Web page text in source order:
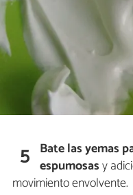
5 Bate las yemas
espumosasy
movimiento envolvente.